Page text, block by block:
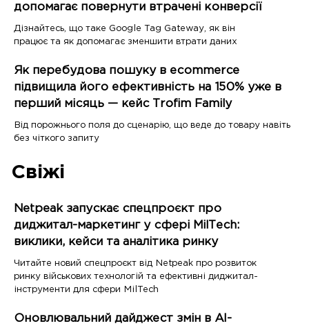
допомагає повернути втрачені конверсії
Дізнайтесь, що таке Google Tag Gateway, як він
працює та як допомагає зменшити втрати даних
Як перебудова пошуку в ecommerce
підвищила його ефективність на 150% уже в
перший місяць — кейс Trofim Family
Від порожнього поля до сценарію, що веде до товару навіть
без чіткого запиту
Свіжі
Netpeak запускає спецпроєкт про
диджитал-маркетинг у сфері MilTech:
виклики, кейси та аналітика ринку
Читайте новий спецпроєкт від Netpeak про розвиток
ринку військових технологій та ефективні диджитал-
інструменти для сфери MilTech
Оновлювальний дайджест змін в AI-